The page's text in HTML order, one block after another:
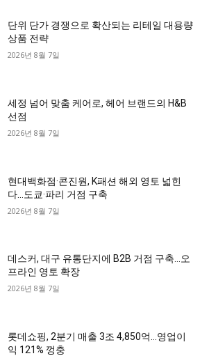
단위 단가 경쟁으로 확산되는 리테일 대용량
상품 전략
2026년 8월 7일
세정 넘어 맞춤 케어로, 헤어 브랜드의 H&B
선점
2026년 8월 7일
현대백화점·콘진원, K패션 해외 영토 넓힌
다…도쿄·파리 거점 구축
2026년 8월 7일
데스커, 대구 유통단지에 B2B 거점 구축…오
프라인 영토 확장
2026년 8월 7일
롯데쇼핑, 2분기 매출 3조 4,850억…영업이
익 121% 껑충